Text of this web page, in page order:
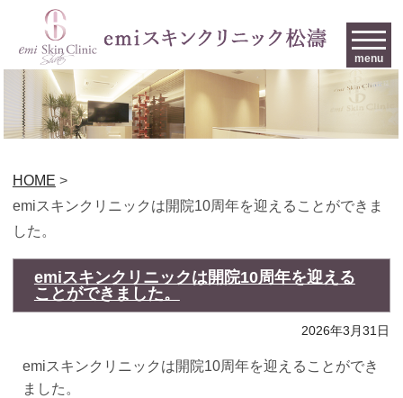
menu
HOME >
emiスキンクリニックは開院10周年を迎えることができま
した。
emiスキンクリニックは開院10周年を迎える
ことができました。
2026年3月31日
emiスキンクリニックは開院10周年を迎えることができ
ました。